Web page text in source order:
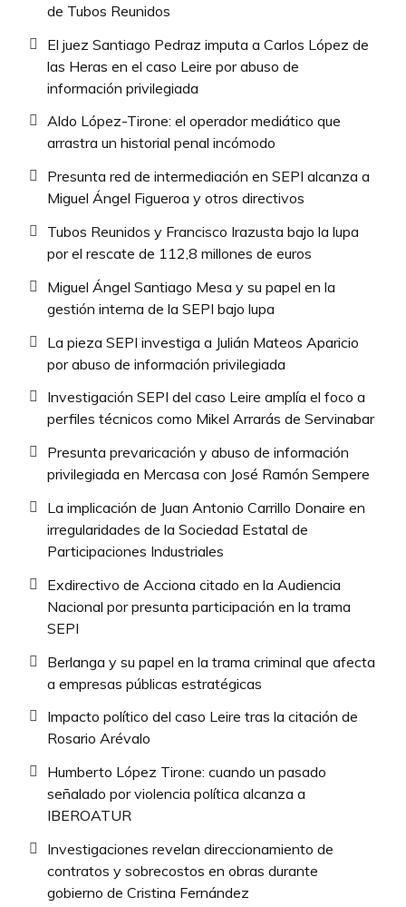
de Tubos Reunidos
El juez Santiago Pedraz imputa a Carlos López de
las Heras en el caso Leire por abuso de
información privilegiada
Aldo López-Tirone: el operador mediático que
arrastra un historial penal incómodo
Presunta red de intermediación en SEPI alcanza a
Miguel Ángel Figueroa y otros directivos
Tubos Reunidos y Francisco Irazusta bajo la lupa
por el rescate de 112,8 millones de euros
Miguel Ángel Santiago Mesa y su papel en la
gestión interna de la SEPI bajo lupa
La pieza SEPI investiga a Julián Mateos Aparicio
por abuso de información privilegiada
Investigación SEPI del caso Leire amplía el foco a
perfiles técnicos como Mikel Arrarás de Servinabar
Presunta prevaricación y abuso de información
privilegiada en Mercasa con José Ramón Sempere
La implicación de Juan Antonio Carrillo Donaire en
irregularidades de la Sociedad Estatal de
Participaciones Industriales
Exdirectivo de Acciona citado en la Audiencia
Nacional por presunta participación en la trama
SEPI
Berlanga y su papel en la trama criminal que afecta
a empresas públicas estratégicas
Impacto político del caso Leire tras la citación de
Rosario Arévalo
Humberto López Tirone: cuando un pasado
señalado por violencia política alcanza a
IBEROATUR
Investigaciones revelan direccionamiento de
contratos y sobrecostos en obras durante
gobierno de Cristina Fernández